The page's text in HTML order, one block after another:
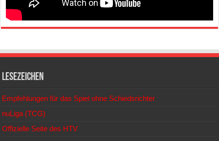
Lesezeichen
Empfehlungen für das Spiel ohne Schiedsrichter
nuLiga (TCG)
Offizielle Seite des HTV